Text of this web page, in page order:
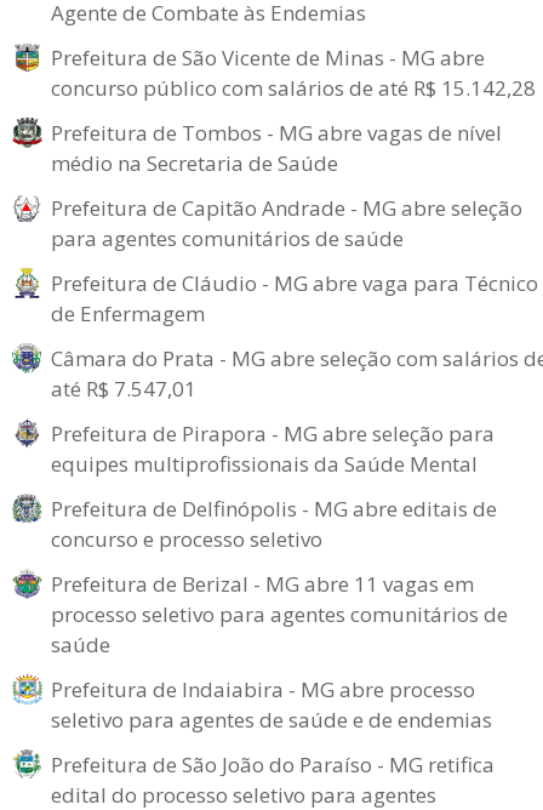
Agente de Combate às Endemias
Prefeitura de São Vicente de Minas - MG abre
concurso público com salários de até R$ 15.142,28
Prefeitura de Tombos - MG abre vagas de nível
médio na Secretaria de Saúde
Prefeitura de Capitão Andrade - MG abre seleção
para agentes comunitários de saúde
Prefeitura de Cláudio - MG abre vaga para Técnico
de Enfermagem
Câmara do Prata - MG abre seleção com salários
até R$ 7.547,01
Prefeitura de Pirapora - MG abre seleção para
equipes multiprofissionais da Saúde Mental
Prefeitura de Delfinópolis - MG abre editais de
concurso e processo seletivo
Prefeitura de Berizal - MG abre 11 vagas em
processo seletivo para agentes comunitários de
saúde
Prefeitura de Indaiabira - MG abre processo
seletivo para agentes de saúde e de endemias
Prefeitura de São João do Paraíso - MG retifica
edital do processo seletivo para agentes